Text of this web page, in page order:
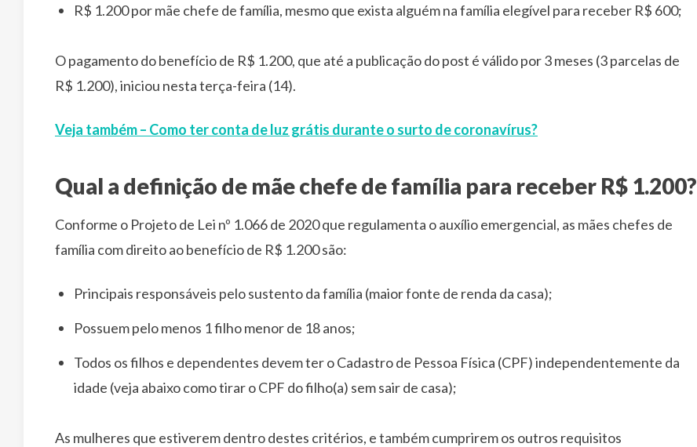
R$ 1.200 por mãe chefe de família, mesmo que exista alguém na família elegível para receber R$ 600;
O pagamento do benefício de R$ 1.200, que até a publicação do post é válido por 3 meses (3 parcelas de
R$ 1.200), iniciou nesta terça-feira (14).
Veja também – Como ter conta de luz grátis durante o surto de coronavírus?
Qual a definição de mãe chefe de família para receber R$ 1.200?
Conforme o Projeto de Lei nº 1.066 de 2020 que regulamenta o auxílio emergencial, as mães chefes de
família com direito ao benefício de R$ 1.200 são:
Principais responsáveis pelo sustento da família (maior fonte de renda da casa);
Possuem pelo menos 1 filho menor de 18 anos;
Todos os filhos e dependentes devem ter o Cadastro de Pessoa Física (CPF) independentemente da
idade (veja abaixo como tirar o CPF do filho(a) sem sair de casa);
As mulheres que estiverem dentro destes critérios, e também cumprirem os outros requisitos